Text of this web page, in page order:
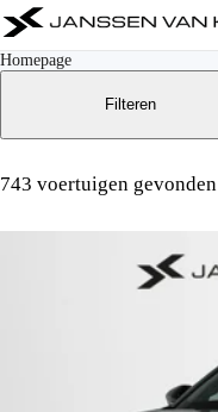
Homepage
743 voertuigen gevonden
Filteren